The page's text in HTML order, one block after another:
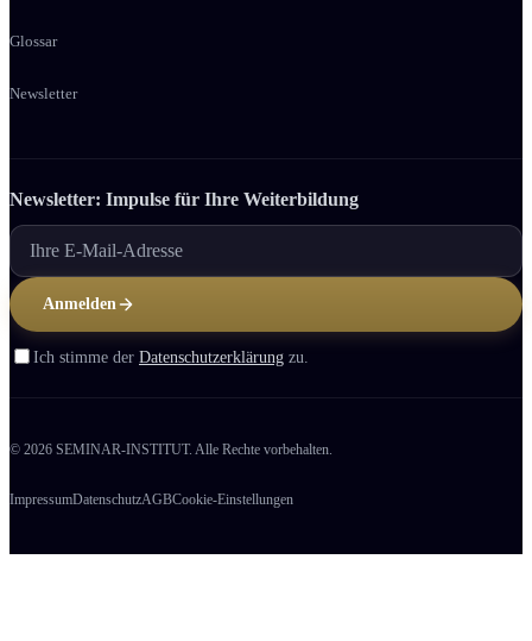
Glossar
Newsletter
Newsletter: Impulse für Ihre Weiter­bildung
Anmelden
Ich stimme der Datenschutzerklärung zu.
© 2026 SEMINAR-INSTITUT. Alle Rechte vorbehalten.
ImpressumDatenschutzAGBCookie-Einstellungen